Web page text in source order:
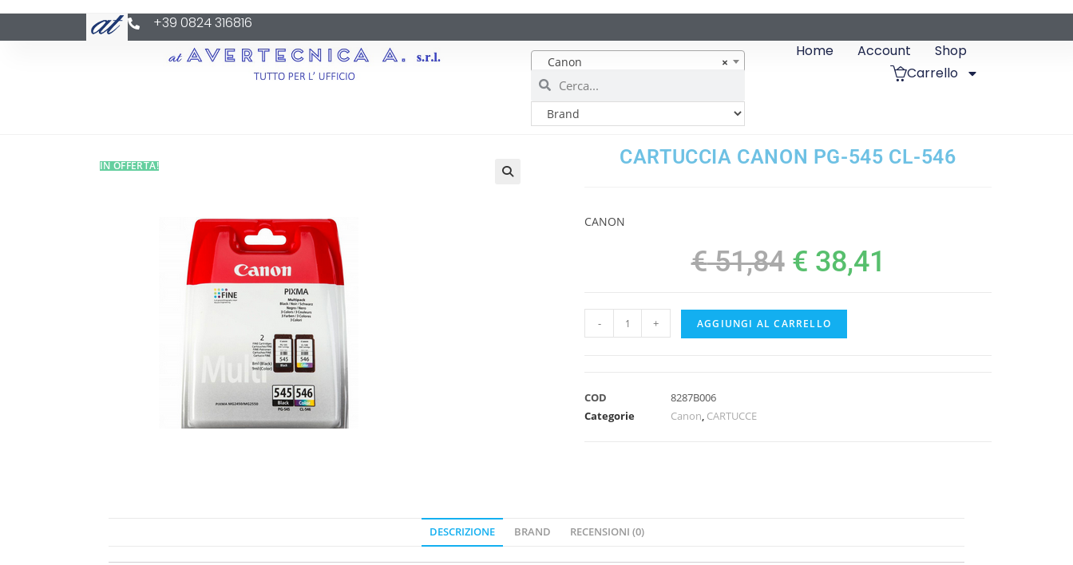
+39 0824 316816
×
Canon
Home Account
Shop
Carrello
IN OFFERTA! CARTUCCIA CANON PG-545 CL-546
CANON
€51,84 € 38,41
- + AGGIUNGI AL CARRELLO
COD
8287B006
Categorie
Canon, CARTUCCE
DESCRIZIONE BRAND RECENSIONI (0)